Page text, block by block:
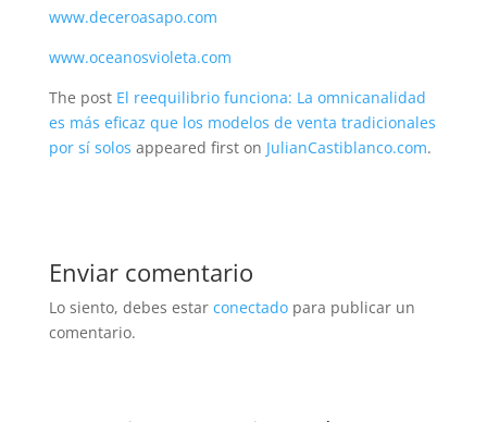
www.deceroasapo.com
www.oceanosvioleta.com
The post El reequilibrio funciona: La omnicanalidad
es más eficaz que los modelos de venta tradicionales
por sí solos appeared first on JulianCastiblanco.com.
Enviar comentario
Lo siento, debes estar conectadopara publicar un
comentario.